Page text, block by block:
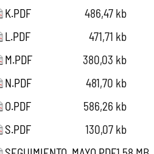
K.PDF
486,47 kb
L.PDF
471,71 kb
M.PDF
380,03 kb
N.PDF
481,70 kb
O.PDF
586,26 kb
S.PDF
130,07 kb